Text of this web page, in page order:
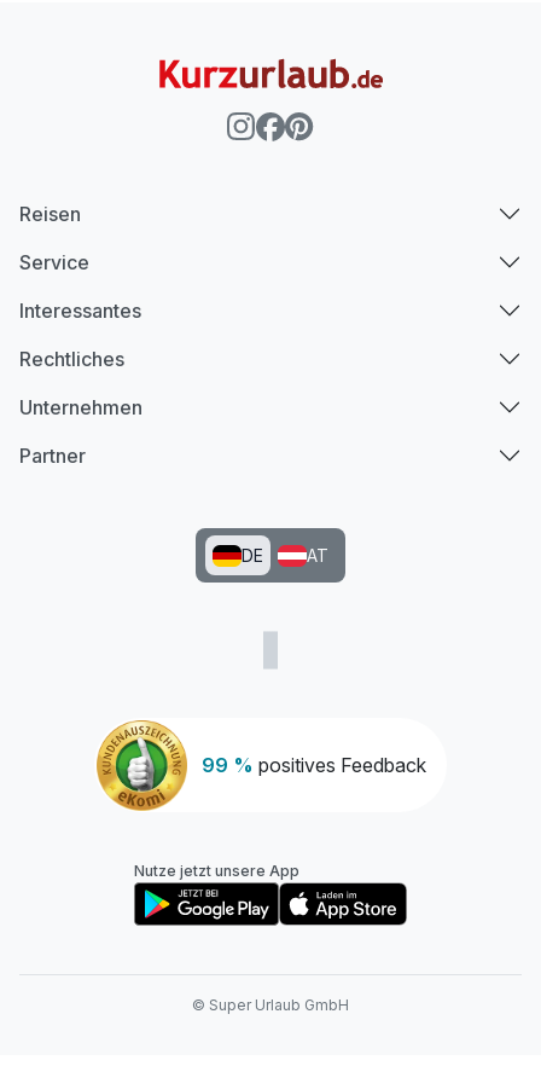
99 % positives Feedback
Reisen
Service
Interessantes
Rechtliches
Unternehmen
Partner
DE AT
Nutze jetzt unsere App
© Super Urlaub GmbH